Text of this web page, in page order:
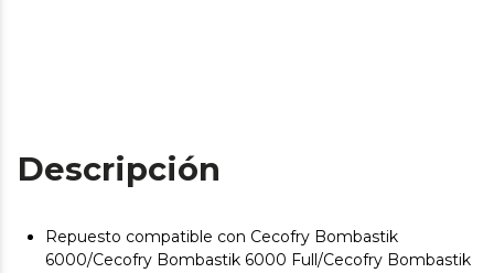
Descripción
Repuesto compatible con Cecofry Bombastik
6000/Cecofry Bombastik 6000 Full/Cecofry Bombastik